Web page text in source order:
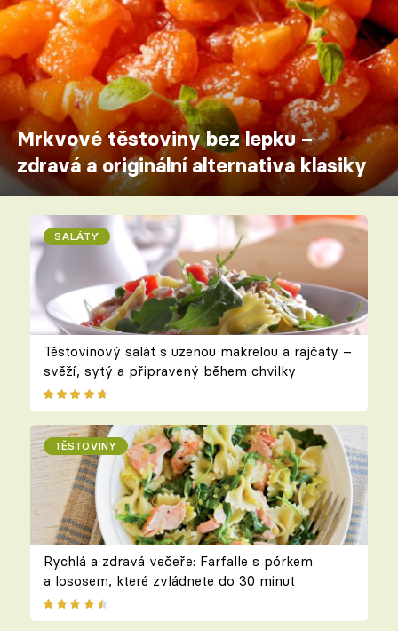
Mrkvové těstoviny bez lepku –
zdravá a originální alternativa klasiky
SALÁTY
Těstovinový salát s uzenou makrelou a rajčaty –
svěží, sytý a připravený během chvilky
TĚSTOVINY
Rychlá a zdravá večeře: Farfalle s pórkem
a lososem, které zvládnete do 30 minut